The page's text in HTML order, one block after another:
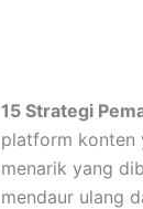
15 Strategi
platform konten
menarik yang
mendaur ulang